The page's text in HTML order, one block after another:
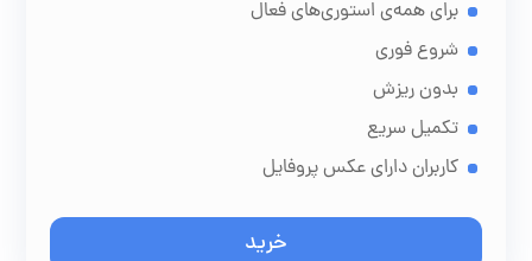
برای همه‌ی استوری‌های فعال
شروع فوری
بدون ریزش
تکمیل سریع
کاربران دارای عکس پروفایل
خرید